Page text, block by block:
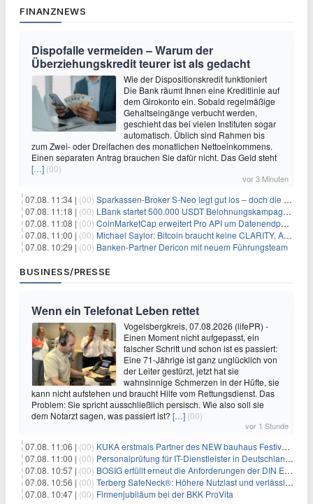
FINANZNEWS
Dispofalle vermeiden – Warum der
Überziehungskredit teurer ist als gedacht
Wie der Dispositionskredit funktioniert
Die Bank räumt Ihnen eine Kreditlinie auf
dem Girokonto ein. Sobald regelmäßige
Gehaltseingänge verbucht werden,
geschieht das bei vielen Instituten sogar
automatisch. Üblich sind Rahmen bis
zum Zwei- oder Dreifachen des monatlichen Nettoeinkommens.
Einen separaten Antrag brauchen Sie dafür nicht. Das Geld steht
[…] (00)
vor 3 Minuten
07.08. 11:34 | (00) Sparkassen-Broker S-Neo legt gut los – doch die Schwachstellen bleiben
07.08. 11:18 | (00) LBank startet 500.000 USDT Belohnungskampagne mit Pudgy Penguins
07.08. 11:08 | (00) CoinMarketCap erweitert Pro API um Datenendpunkte für reale Vermögenswerte
07.08. 11:00 | (00) Michael Saylor: Bitcoin braucht keine CLARITY, Amerika schon
07.08. 10:29 | (00) Banken-Partner Dericon mit neuem Führungsteam
BUSINESS/PRESSE
Wenn ein Telefonat Leben rettet
Vogelsbergkreis, 07.08.2026 (lifePR) -
Einen Moment nicht aufgepasst, ein
falscher Schritt und schon ist es passiert:
Eine 71-Jährige ist ganz unglücklich von
der Leiter gestürzt, jetzt hat sie
wahnsinnige Schmerzen in der Hüfte, sie
kann nicht aufstehen und braucht Hilfe vom Rettungsdienst. Das
Problem: Sie spricht ausschließlich persisch. Wie also soll sie
dem Notarzt sagen, was passiert ist? […] (00)
vor 1 Stunde
07.08. 11:06 | (00) KUKA erstmals Partner des NEW bauhaus Festivals 2026 in Weimar
07.08. 11:00 | (00) Personalprüfung für IT-Dienstleister in Deutschland: Was öffentliche Auftraggeber jetzt voraussetzen
07.08. 10:57 | (00) BOSIG erfüllt erneut die Anforderungen der DIN EN ISO 45001
07.08. 10:56 | (00) Terberg SafeNeck®: Höhere Nutzlast und verlässliche Fahrstabilität auf steilen Rampen
07.08. 10:47 | (00) Firmenjubiläum bei der BKK ProVita